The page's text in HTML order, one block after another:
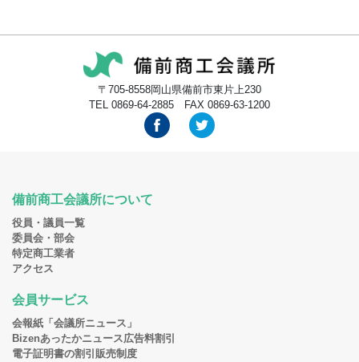
〒705-8558岡山県備前市東片上230
TEL 0869-64-2885 FAX 0869-63-1200
備前商工会議所について
役員・議員一覧
委員会・部会
特定商工業者
アクセス
会員サービス
会報紙「会議所ニュース」
Bizenあったかニュース広告料割引
電子証明書の割引販売制度